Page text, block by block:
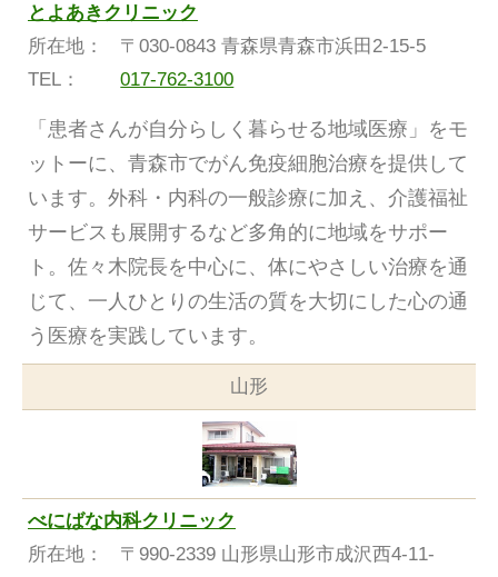
とよあきクリニック
所在地：
〒030-0843 青森県青森市浜田2-15-5
TEL：
017-762-3100
「患者さんが自分らしく暮らせる地域医療」をモ
ットーに、青森市でがん免疫細胞治療を提供して
います。外科・内科の一般診療に加え、介護福祉
サービスも展開するなど多角的に地域をサポー
ト。佐々木院長を中心に、体にやさしい治療を通
じて、一人ひとりの生活の質を大切にした心の通
う医療を実践しています。
山形
べにばな内科クリニック
所在地：
〒990-2339 山形県山形市成沢西4-11-